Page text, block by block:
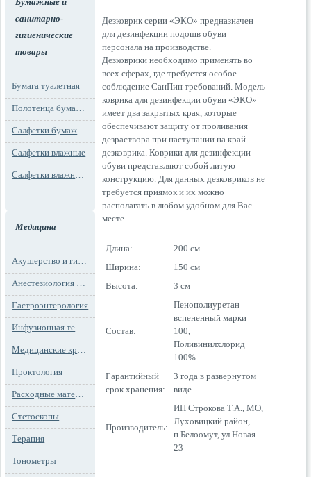
санитарно-
гигиенические
товары
Бумага туалетная
Полотенца бумажные
Салфетки бумажные
Салфетки влажные
Салфетки влажные технического назначения
Медицина
Акушерство и гинекология
Анестезиология и реанимация
Гастроэнтерология
Инфузионная терапия
Медицинские кресла
Проктология
Расходные материалы
Стетоскопы
Терапия
Тонометры
Дезковрик серии «ЭКО» предназначен
для дезинфекции подошв обуви
персонала на производстве.
Дезковрики необходимо применять во
всех сферах, где требуется особое
соблюдение СанПин требований. Модель
коврика для дезинфекции обуви «ЭКО»
имеет два закрытых края, которые
обеспечивают защиту от проливания
дезраствора при наступании на край
дезковрика. Коврики для дезинфекции
обуви представляют собой литую
конструкцию. Для данных дезковриков не
требуется приямок и их можно
располагать в любом удобном для Вас
месте.
Длина:
200 см
Ширина:
150 см
Высота:
3 см
Состав:
Пенополиуретан
вспененный марки
100,
Поливинилхлорид
100%
Гарантийный
срок хранения:
3 года в развернутом
виде
Производитель:
ИП Строкова Т.А., МО,
Луховицкий район,
п.Белоомут, ул.Новая
23